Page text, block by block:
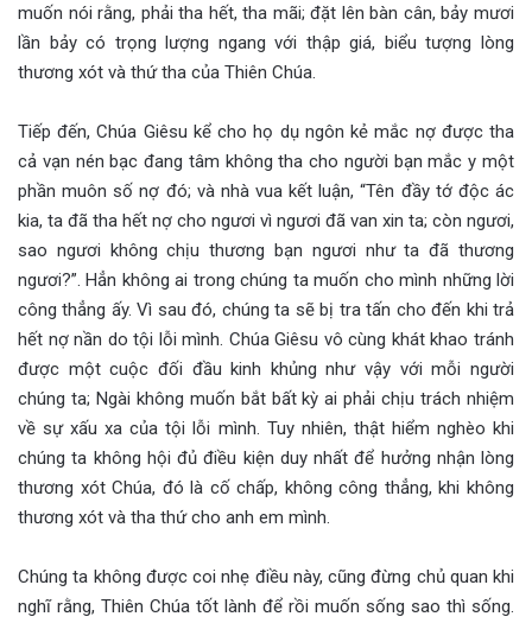
muốn nói rằng, phải tha hết, tha mãi; đặt lên bàn cân, bảy mươi
lần bảy có trọng lượng ngang với thập giá, biểu tượng lòng
thương xót và thứ tha của Thiên Chúa.
Tiếp đến, Chúa Giêsu kể cho họ dụ ngôn kẻ mắc nợ được tha
cả vạn nén bạc đang tâm không tha cho người bạn mắc y một
phần muôn số nợ đó; và nhà vua kết luận, “Tên đầy tớ độc ác
kia, ta đã tha hết nợ cho ngươi vì ngươi đã van xin ta; còn ngươi,
sao ngươi không chịu thương bạn ngươi như ta đã thương
ngươi?”. Hẳn không ai trong chúng ta muốn cho mình những lời
công thẳng ấy. Vì sau đó, chúng ta sẽ bị tra tấn cho đến khi trả
hết nợ nần do tội lỗi mình. Chúa Giêsu vô cùng khát khao tránh
được một cuộc đối đầu kinh khủng như vậy với mỗi người
chúng ta; Ngài không muốn bắt bất kỳ ai phải chịu trách nhiệm
về sự xấu xa của tội lỗi mình. Tuy nhiên, thật hiểm nghèo khi
chúng ta không hội đủ điều kiện duy nhất để hưởng nhận lòng
thương xót Chúa, đó là cố chấp, không công thẳng, khi không
thương xót và tha thứ cho anh em mình.
Chúng ta không được coi nhẹ điều này, cũng đừng chủ quan khi
nghĩ rằng, Thiên Chúa tốt lành để rồi muốn sống sao thì sống.